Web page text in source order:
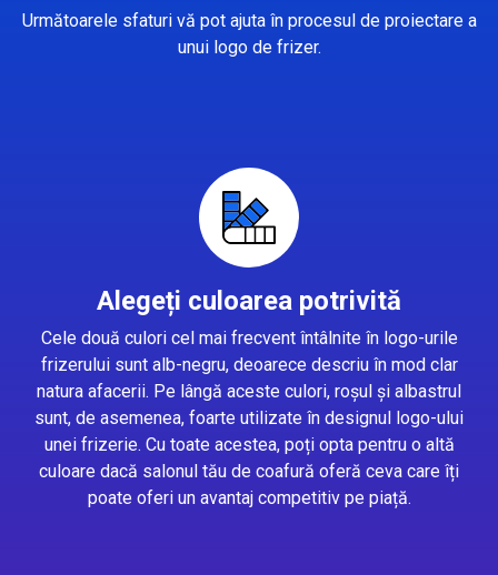
Următoarele sfaturi vă pot ajuta în procesul de proiectare a
unui logo de frizer.
Alegeți culoarea potrivită
Cele două culori cel mai frecvent întâlnite în logo-urile
frizerului sunt alb-negru, deoarece descriu în mod clar
natura afacerii. Pe lângă aceste culori, roșul și albastrul
sunt, de asemenea, foarte utilizate în designul logo-ului
unei frizerie. Cu toate acestea, poți opta pentru o altă
culoare dacă salonul tău de coafură oferă ceva care îți
poate oferi un avantaj competitiv pe piață.